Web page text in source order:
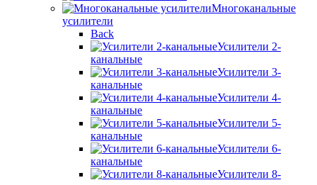
Многоканальные
усилители
Back
Усилители 2-
канальные
Усилители 3-
канальные
Усилители 4-
канальные
Усилители 5-
канальные
Усилители 6-
канальные
Усилители 8-